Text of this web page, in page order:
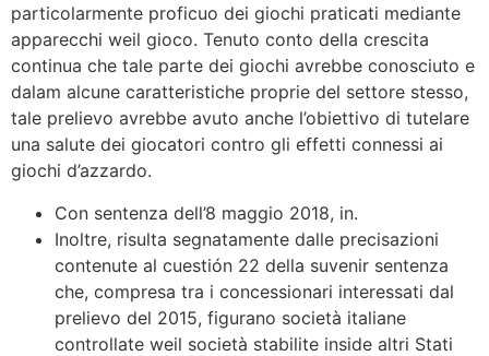
particolarmente proficuo dei giochi praticati mediante
apparecchi weil gioco. Tenuto conto della crescita
continua che tale parte dei giochi avrebbe conosciuto e
dalam alcune caratteristiche proprie del settore stesso,
tale prelievo avrebbe avuto anche l’obiettivo di tutelare
una salute dei giocatori contro gli effetti connessi ai
giochi d’azzardo.
Con sentenza dell’8 maggio 2018, in.
Inoltre, risulta segnatamente dalle precisazioni
contenute al cuestión 22 della suvenir sentenza
che, compresa tra i concessionari interessati dal
prelievo del 2015, figurano società italiane
controllate weil società stabilite inside altri Stati